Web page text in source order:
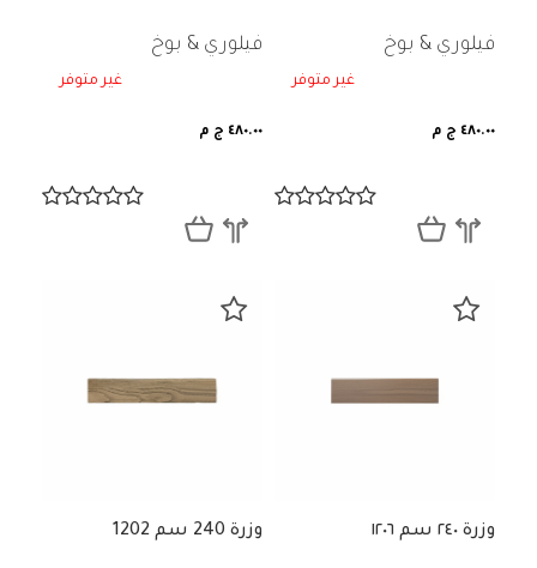
فيلوري & بوخ
غير متوفر
٤٨٠.٠٠ ج م
فيلوري & بوخ
غير متوفر
٤٨٠.٠٠ ج م
وزرة ٢٤٠ سم ١٢٠٦ وزرة 240 سم 1202